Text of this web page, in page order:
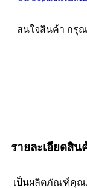
สนใจสินค้า กรุ
รายละเอียดสิน
เป็นผลิตภัณฑ์คุณ